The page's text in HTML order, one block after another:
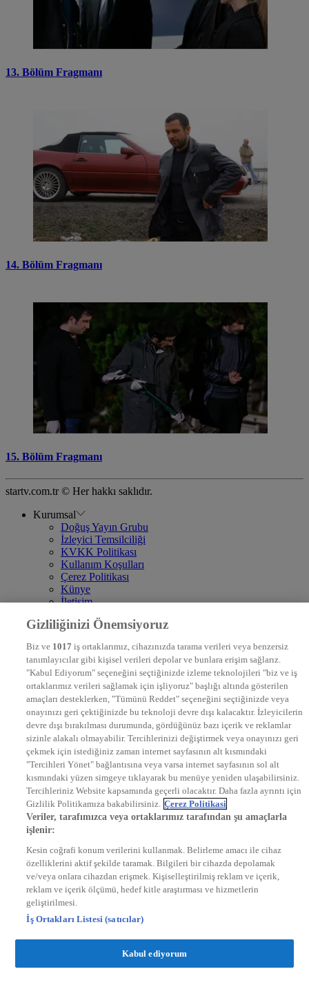
13. Bölüm Fragmanı
14. Bölüm Fragmanı
15. Bölüm Fragmanı
startv.com.tr © Her hakkı saklıdır.
Kurumsal
Doğuş Yayın Grubu
İzleyici Temsilciliği
KVKK Politikası
Kullanım Koşulları
Çerez Politikası
Künye
İletişim
DYG Televizyonlar
STAR
EURO STAR
KRAL POP TV
DYG Radyolar
NTV RADYO
KRAL FM
KRAL POP
EKSEN
VOYAGE
DYG Dijital
ntv.com.tr
ntvspor.net
secim.ntv.com.tr
startv.com.tr
kralmuzik.com.tr
Gizliliğinizi Önemsiyoruz
Biz ve 1017 iş ortaklarımız, cihazınızda tarama verileri veya benzersiz
tanımlayıcılar gibi kişisel verileri depolar ve bunlara erişim sağlarız.
"Kabul Ediyorum" seçeneğini seçtiğinizde izleme teknolojileri "biz ve iş
ortaklarımız verileri sağlamak için işliyoruz" başlığı altında gösterilen
amaçları desteklerken, "Tümünü Reddet" seçeneğini seçtiğinizde veya
onayınızı geri çektiğinizde bu teknoloji devre dışı kalacaktır. İzleyicilerin
devre dışı bırakılması durumunda, gördüğünüz bazı içerik ve reklamlar
sizinle alakalı olmayabilir. Tercihlerinizi değiştirmek veya onayınızı geri
çekmek için istediğiniz zaman internet sayfasının alt kısmındaki
"Tercihleri Yönet" bağlantısına veya varsa internet sayfasının sol alt
kısmındaki yüzen simgeye tıklayarak bu menüye yeniden ulaşabilirsiniz.
Tercihleriniz Website kapsamında geçerli olacaktır. Daha fazla ayrıntı için
Gizlilik Politikamıza bakabilirsiniz. Çerez Politikasi
Veriler, tarafımızca veya ortaklarımız tarafından şu amaçlarla
işlenir:
Kesin coğrafi konum verilerini kullanmak. Belirleme amacı ile cihaz
özelliklerini aktif şekilde taramak. Bilgileri bir cihazda depolamak
ve/veya onlara cihazdan erişmek. Kişiselleştirilmiş reklam ve içerik,
reklam ve içerik ölçümü, hedef kitle araştırması ve hizmetlerin
geliştirilmesi.
İş Ortakları Listesi (satıcılar)
Kabul ediyorum